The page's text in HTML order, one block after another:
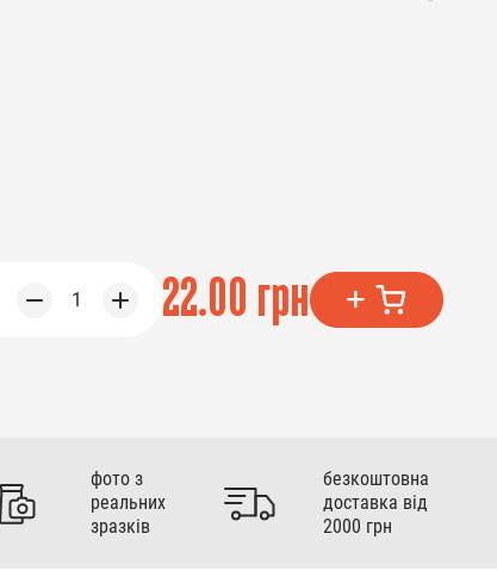
1 22.00 грн
фото з
реальних
зразків
безкоштовна
доставка від
2000 грн